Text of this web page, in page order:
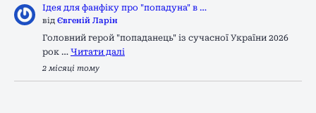
Ідея для фанфіку про "попадуна" в …
від Євгеній Ларін
Головний герой "попаданець" із сучасної України 2026
рок … Читати далі
2 місяці тому